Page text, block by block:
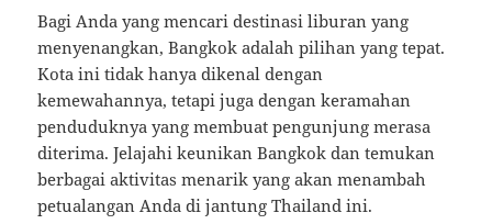
Bagi Anda yang mencari destinasi liburan yang
menyenangkan, Bangkok adalah pilihan yang tepat.
Kota ini tidak hanya dikenal dengan
kemewahannya, tetapi juga dengan keramahan
penduduknya yang membuat pengunjung merasa
diterima. Jelajahi keunikan Bangkok dan temukan
berbagai aktivitas menarik yang akan menambah
petualangan Anda di jantung Thailand ini.